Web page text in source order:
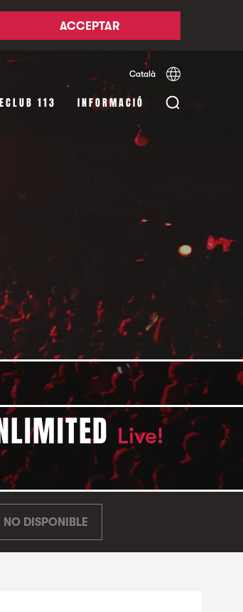
ACCEPTAR
Català Español
113 INFORMACIÓ
Live!
NO DISPONIBLE